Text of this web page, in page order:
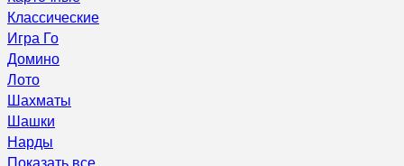
Классические
Игра Го
Домино
Лото
Шахматы
Шашки
Нарды